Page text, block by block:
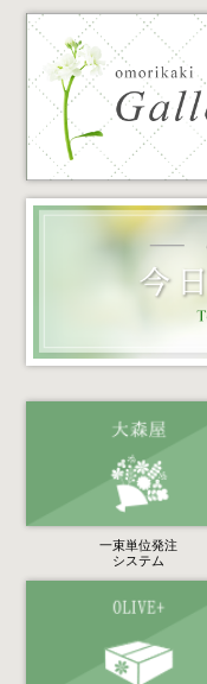
一束単位発注
システム